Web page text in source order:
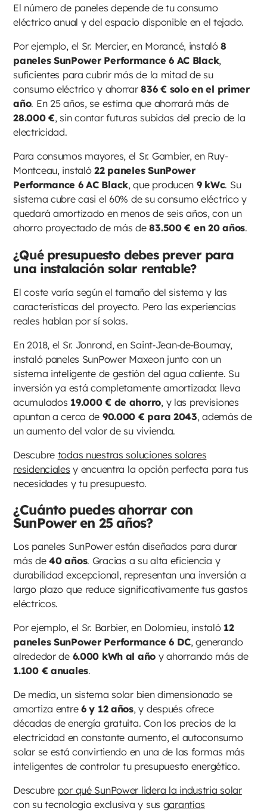
El número de paneles depende de tu consumo
eléctrico anual y del espacio disponible en el tejado.
Por ejemplo, el Sr. Mercier, en Morancé, instaló8
paneles SunPower Performance 6 AC Black,
suficientes para cubrir más de la mitad de su
consumo eléctrico y ahorrar836 € solo en el primer
año. En 25 años, se estima que ahorrará más de
28.000 €, sin contar futuras subidas del precio de la
electricidad.
Para consumos mayores, el Sr. Gambier, en Ruy-
Montceau, instaló22 paneles SunPower
Performance 6 AC Black, que producen 9 kWc. Su
sistema cubre casi el 60% de su consumo eléctrico y
quedará amortizado en menos de seis años, con un
ahorro proyectado de más de83.500 € en 20 años.
¿Qué presupuesto debes prever para
una instalación solar rentable?
El coste varía según el tamaño del sistema y las
características del proyecto. Pero las experiencias
reales hablan por sí solas.
En 2018, el Sr. Jonrond, en Saint‑Jean‑de‑Bournay,
instaló paneles SunPower Maxeon junto con un
sistema inteligente de gestión del agua caliente. Su
inversión ya está completamente amortizada: lleva
acumulados 19.000 € de ahorro, y las previsiones
apuntan a cerca de 90.000 € para 2043, además de
un aumento del valor de su vivienda.
Descubre todas nuestras soluciones solares
residenciales y encuentra la opción perfecta para tus
necesidades y tu presupuesto.
¿Cuánto puedes ahorrar con
SunPower en 25 años?
Los paneles SunPower están diseñados para durar
más de40 años. Gracias a su alta eficiencia y
durabilidad excepcional, representan una inversión a
largo plazo que reduce significativamente tus gastos
eléctricos.
Por ejemplo, el Sr. Barbier, en Dolomieu, instaló 12
paneles SunPower Performance 6 DC, generando
alrededor de 6.000 kWh al año y ahorrando más de
1.100 € anuales.
De media, un sistema solar bien dimensionado se
amortiza entre6 y 12 años, y después ofrece
décadas de energía gratuita. Con los precios de la
electricidad en constante aumento, el autoconsumo
solar se está convirtiendo en una de las formas más
inteligentes de controlar tu presupuesto energético.
Descubre por qué SunPower lidera la industria solar
con su tecnología exclusiva y sus garantías